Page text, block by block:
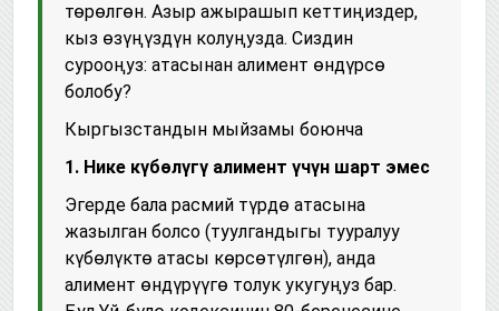
төрөлгөн. Азыр ажырашып кеттиңиздер,
кыз өзүңүздүн колуңузда. Сиздин
сурооңуз: атасынан алимент өндүрсө
болобу?
Кыргызстандын мыйзамы боюнча
1. Нике күбөлүгү алимент үчүн шарт эмес
Эгерде бала расмий түрдө атасына
жазылган болсо (туулгандыгы тууралуу
күбөлүктө атасы көрсөтүлгөн), анда
алимент өндүрүүгө толук укугуңуз бар.